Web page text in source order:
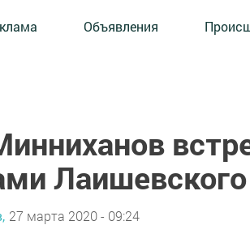
Объявления
27 марта 2020 - 09:24